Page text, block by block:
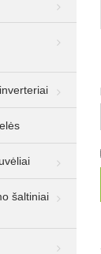
šaltiniai
vnt.
22.00€
E27
10 vnt.